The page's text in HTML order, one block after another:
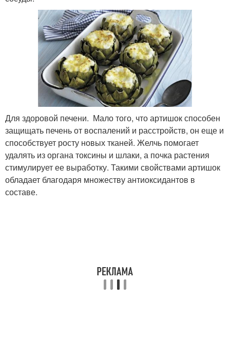
Для здоровой печени. Мало того, что артишок способен
защищать печень от воспалений и расстройств, он еще и
способствует росту новых тканей. Желчь помогает
удалять из органа токсины и шлаки, а почка растения
стимулирует ее выработку. Такими свойствами артишок
обладает благодаря множеству антиоксидантов в
составе.